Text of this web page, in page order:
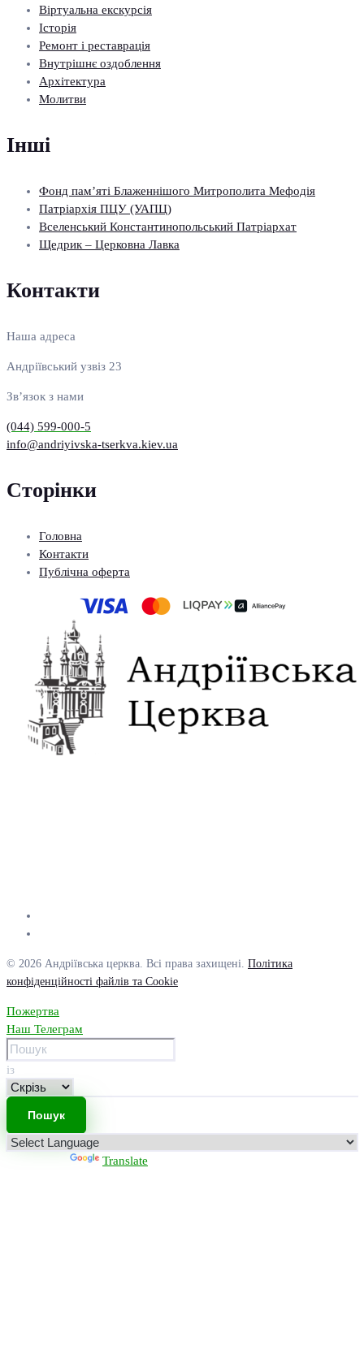
Віртуальна екскурсія
Історія
Ремонт і реставрація
Внутрішнє оздоблення
Архітектура
Молитви
Інші
Фонд пам’яті Блаженнішого Митрополита Мефодія
Патріархія ПЦУ (УАПЦ)
Вселенський Константинопольський Патріархат
Щедрик – Церковна Лавка
Контакти
Наша адреса
Андріївський узвіз 23
Зв’язок з нами
(044) 599-000-5
info@andriyivska-tserkva.kiev.ua
Сторінки
Головна
Контакти
Публічна оферта
© 2026 Андріївська церква. Всі права захищені. Політика
конфіденційності файлів та Cookie
Пожертва
Наш Телеграм
із
Translate